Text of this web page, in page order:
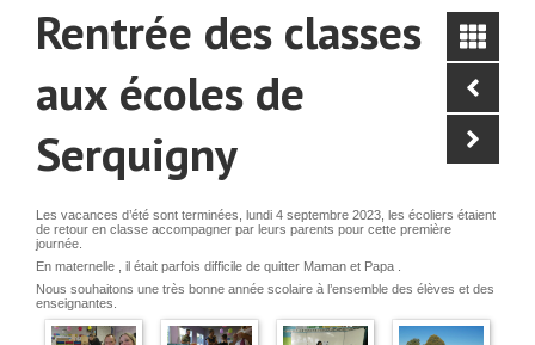
Rentrée des classes
aux écoles de
Serquigny
Les vacances d’été sont terminées, lundi 4 septembre 2023, les écoliers étaient
de retour en classe accompagner par leurs parents pour cette première
journée.
En maternelle , il était parfois difficile de quitter Maman et Papa .
Nous souhaitons une très bonne année scolaire à l’ensemble des élèves et des
enseignantes.